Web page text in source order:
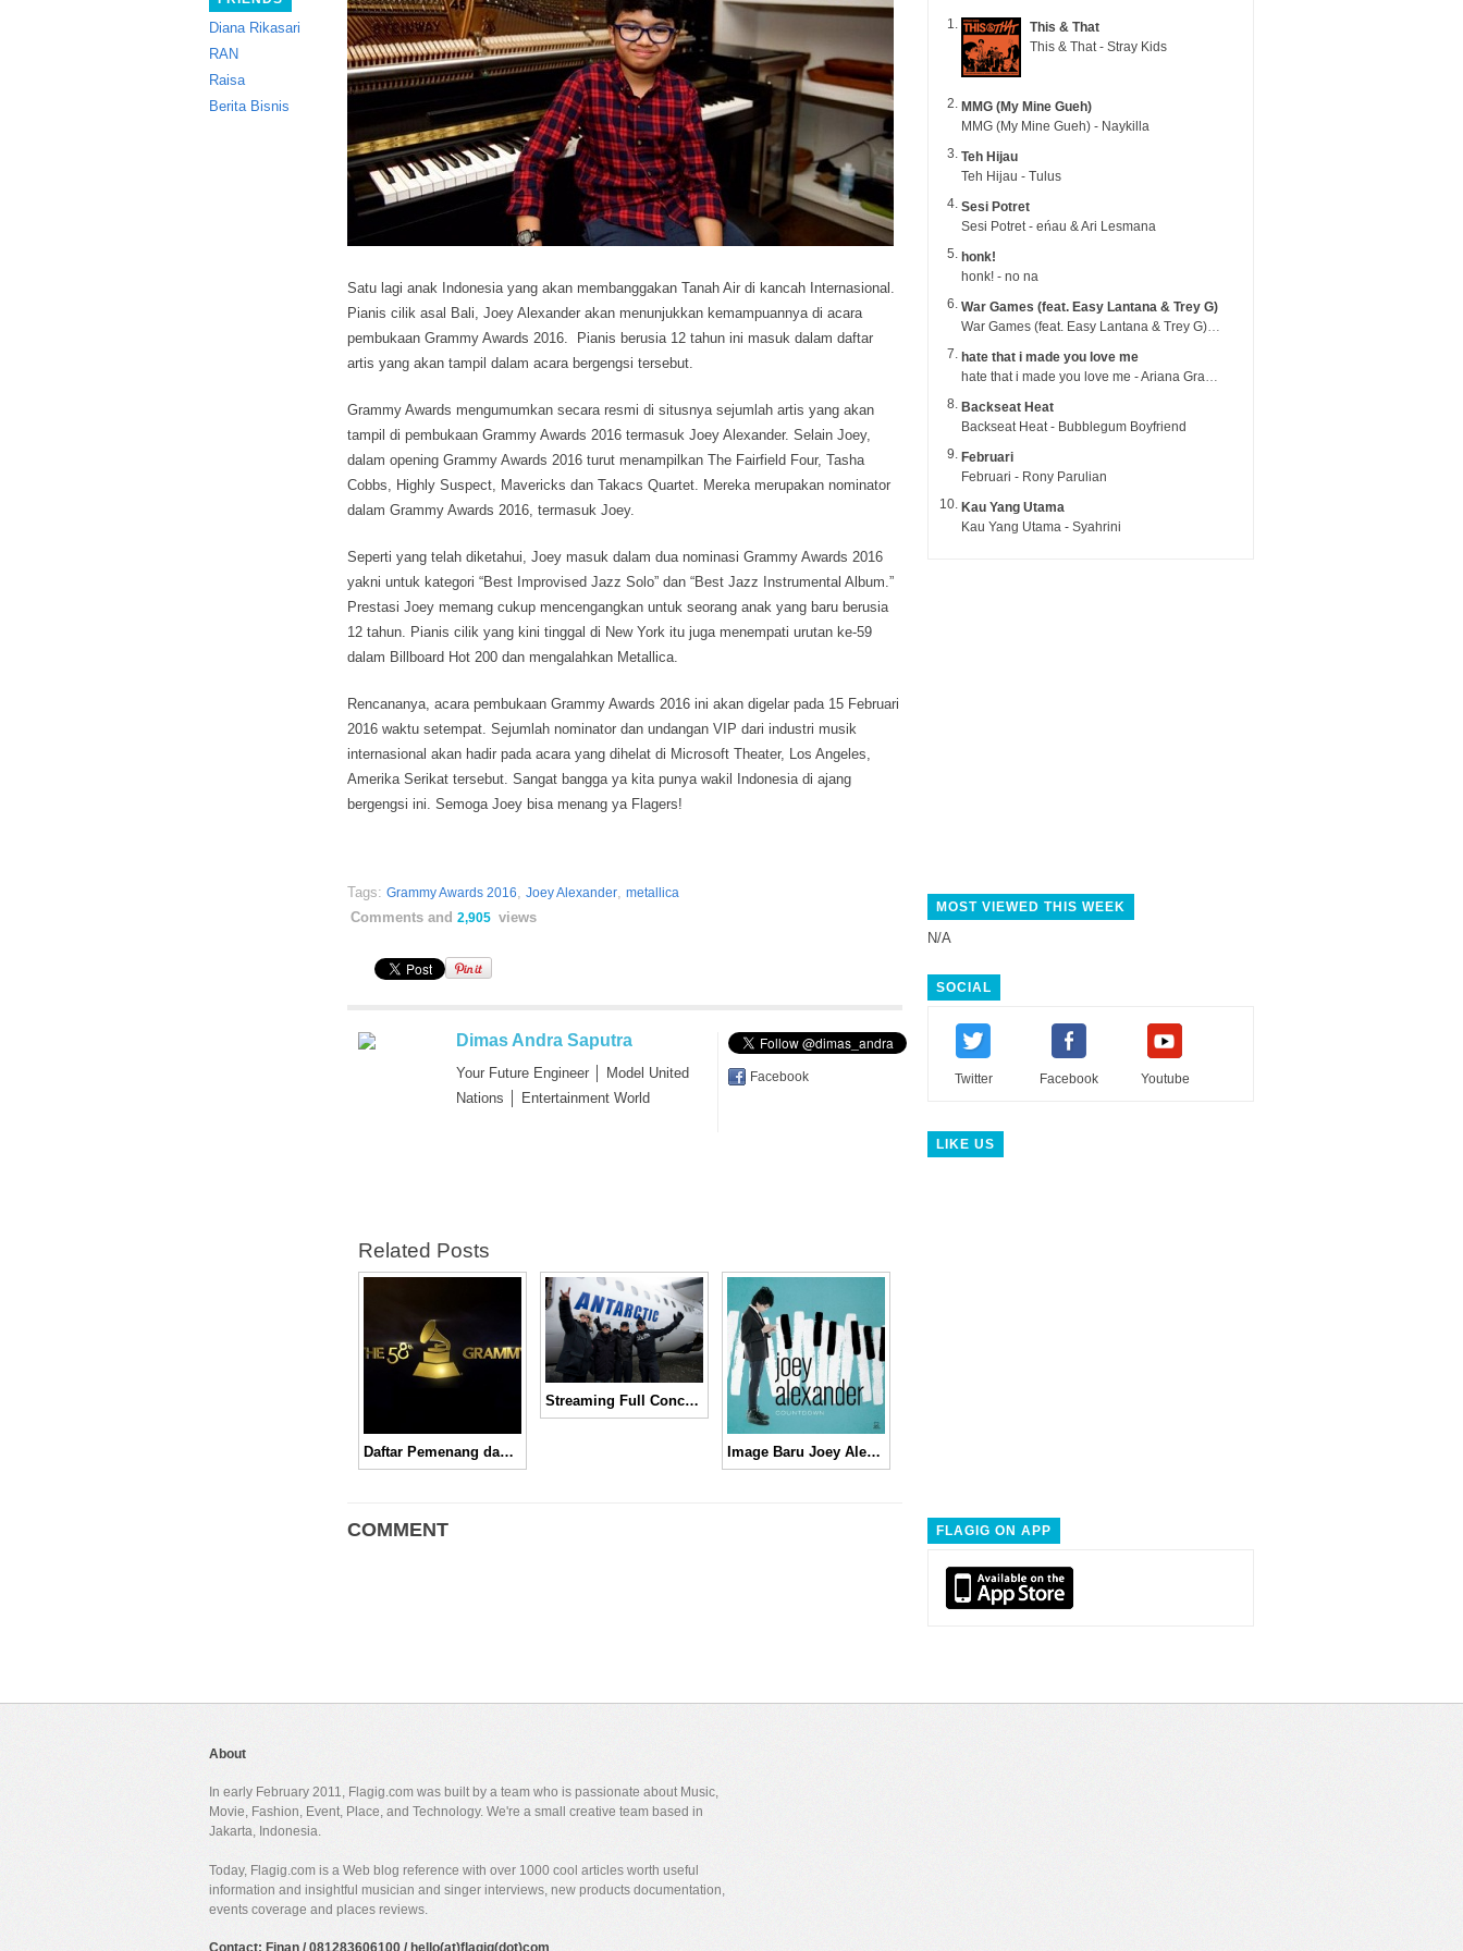
Diana Rikasari
RAN
Raisa
Berita Bisnis
Satu lagi anak Indonesia yang akan membanggakan Tanah Air di kancah Internasional.
Pianis cilik asal Bali, Joey Alexander akan menunjukkan kemampuannya di acara
pembukaan Grammy Awards 2016. Pianis berusia 12 tahun ini masuk dalam daftar
artis yang akan tampil dalam acara bergengsi tersebut.
Grammy Awards mengumumkan secara resmi di situsnya sejumlah artis yang akan
tampil di pembukaan Grammy Awards 2016 termasuk Joey Alexander. Selain Joey,
dalam opening Grammy Awards 2016 turut menampilkan The Fairfield Four, Tasha
Cobbs, Highly Suspect, Mavericks dan Takacs Quartet. Mereka merupakan nominator
dalam Grammy Awards 2016, termasuk Joey.
Seperti yang telah diketahui, Joey masuk dalam dua nominasi Grammy Awards 2016
yakni untuk kategori “Best Improvised Jazz Solo” dan “Best Jazz Instrumental Album.”
Prestasi Joey memang cukup mencengangkan untuk seorang anak yang baru berusia
12 tahun. Pianis cilik yang kini tinggal di New York itu juga menempati urutan ke-59
dalam Billboard Hot 200 dan mengalahkan Metallica.
Rencananya, acara pembukaan Grammy Awards 2016 ini akan digelar pada 15 Februari
2016 waktu setempat. Sejumlah nominator dan undangan VIP dari industri musik
internasional akan hadir pada acara yang dihelat di Microsoft Theater, Los Angeles,
Amerika Serikat tersebut. Sangat bangga ya kita punya wakil Indonesia di ajang
bergengsi ini. Semoga Joey bisa menang ya Flagers!
Tags: Grammy Awards 2016, Joey Alexander, metallica
Comments and 2,905 views
Dimas Andra Saputra
Your Future Engineer │ Model United
Nations │ Entertainment World
Facebook
Related Posts
Daftar Pemenang dan Nominasi Grammy Awards 2016
Streaming Full Concert Metallica, “Freeze ‘Em All: Live in Antarctica,” Gratis!
Image Baru Joey Alexander untuk Teaser Album “Countdown”
COMMENT
This & That
This & That - Stray Kids
MMG (My Mine Gueh)
MMG (My Mine Gueh) - Naykilla
Teh Hijau
Teh Hijau - Tulus
Sesi Potret
Sesi Potret - eńau & Ari Lesmana
honk!
honk! - no na
War Games (feat. Easy Lantana & Trey G)
War Games (feat. Easy Lantana & Trey G) - Trub
hate that i made you love me
hate that i made you love me - Ariana Grande
Backseat Heat
Backseat Heat - Bubblegum Boyfriend
Februari
Februari - Rony Parulian
Kau Yang Utama
Kau Yang Utama - Syahrini
MOST VIEWED THIS WEEK
N/A
SOCIAL
Twitter Facebook Youtube
LIKE US
FLAGIG ON APP
About
In early February 2011, Flagig.com was built by a team who is passionate about Music,
Movie, Fashion, Event, Place, and Technology. We're a small creative team based in
Jakarta, Indonesia.
Today, Flagig.com is a Web blog reference with over 1000 cool articles worth useful
information and insightful musician and singer interviews, new products documentation,
events coverage and places reviews.
Contact: Finan / 081283606100 / hello(at)flagig(dot)com